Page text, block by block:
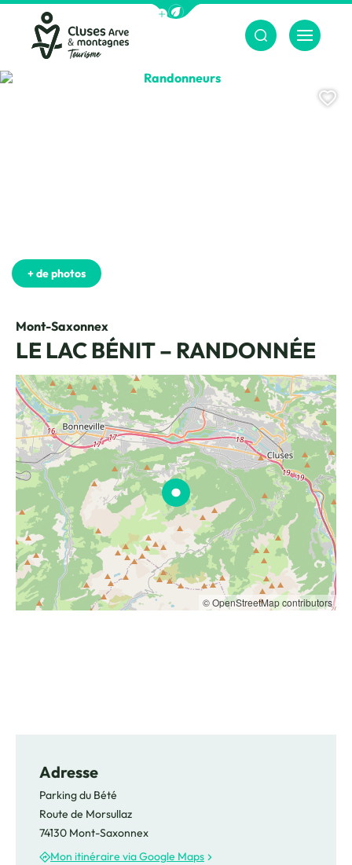
Afficher la barre de navigation du
Cluses Arve &amp; montagnes
Menu
Mont-Saxonnex
LE LAC BÉNIT – RANDONNÉE
Randonneurs, © Charles Savouret
+ de photos
© OpenStreetMap contributors
Adresse
Parking du Bété
Route de Morsullaz
74130 Mont-Saxonnex
Mon itinéraire via Google Maps